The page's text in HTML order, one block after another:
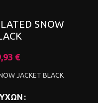
SNOW
€
JACKET BLACK